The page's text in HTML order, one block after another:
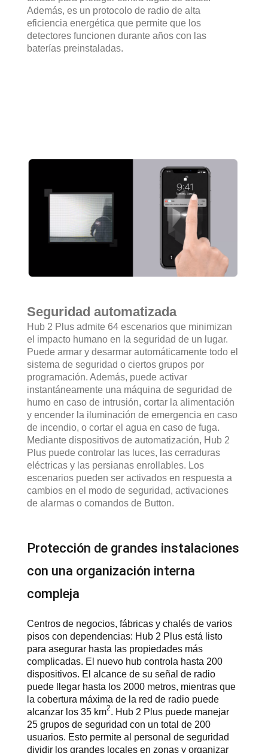
Además, es un protocolo de radio de alta
eficiencia energética que permite que los
detectores funcionen durante años con las
baterías preinstaladas.
Seguridad automatizada
Hub 2 Plus admite 64 escenarios que minimizan
el impacto humano en la seguridad de un lugar.
Puede armar y desarmar automáticamente todo el
sistema de seguridad o ciertos grupos por
programación. Además, puede activar
instantáneamente una máquina de seguridad de
humo en caso de intrusión, cortar la alimentación
y encender la iluminación de emergencia en caso
de incendio, o cortar el agua en caso de fuga.
Mediante dispositivos de automatización, Hub 2
Plus puede controlar las luces, las cerraduras
eléctricas y las persianas enrollables. Los
escenarios pueden ser activados en respuesta a
cambios en el modo de seguridad, activaciones
de alarmas o comandos de Button.
Protección de grandes instalaciones
con una organización interna
compleja
Centros de negocios, fábricas y chalés de varios
pisos con dependencias: Hub 2 Plus está listo
para asegurar hasta las propiedades más
complicadas. El nuevo hub controla hasta 200
dispositivos. El alcance de su señal de radio
puede llegar hasta los 2000 metros, mientras que
la cobertura máxima de la red de radio puede
alcanzar los 35 km2. Hub 2 Plus puede manejar
25 grupos de seguridad con un total de 200
usuarios. Esto permite al personal de seguridad
dividir los grandes locales en zonas y organizar